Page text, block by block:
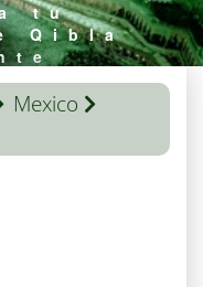
tu
Qibla
Mexico